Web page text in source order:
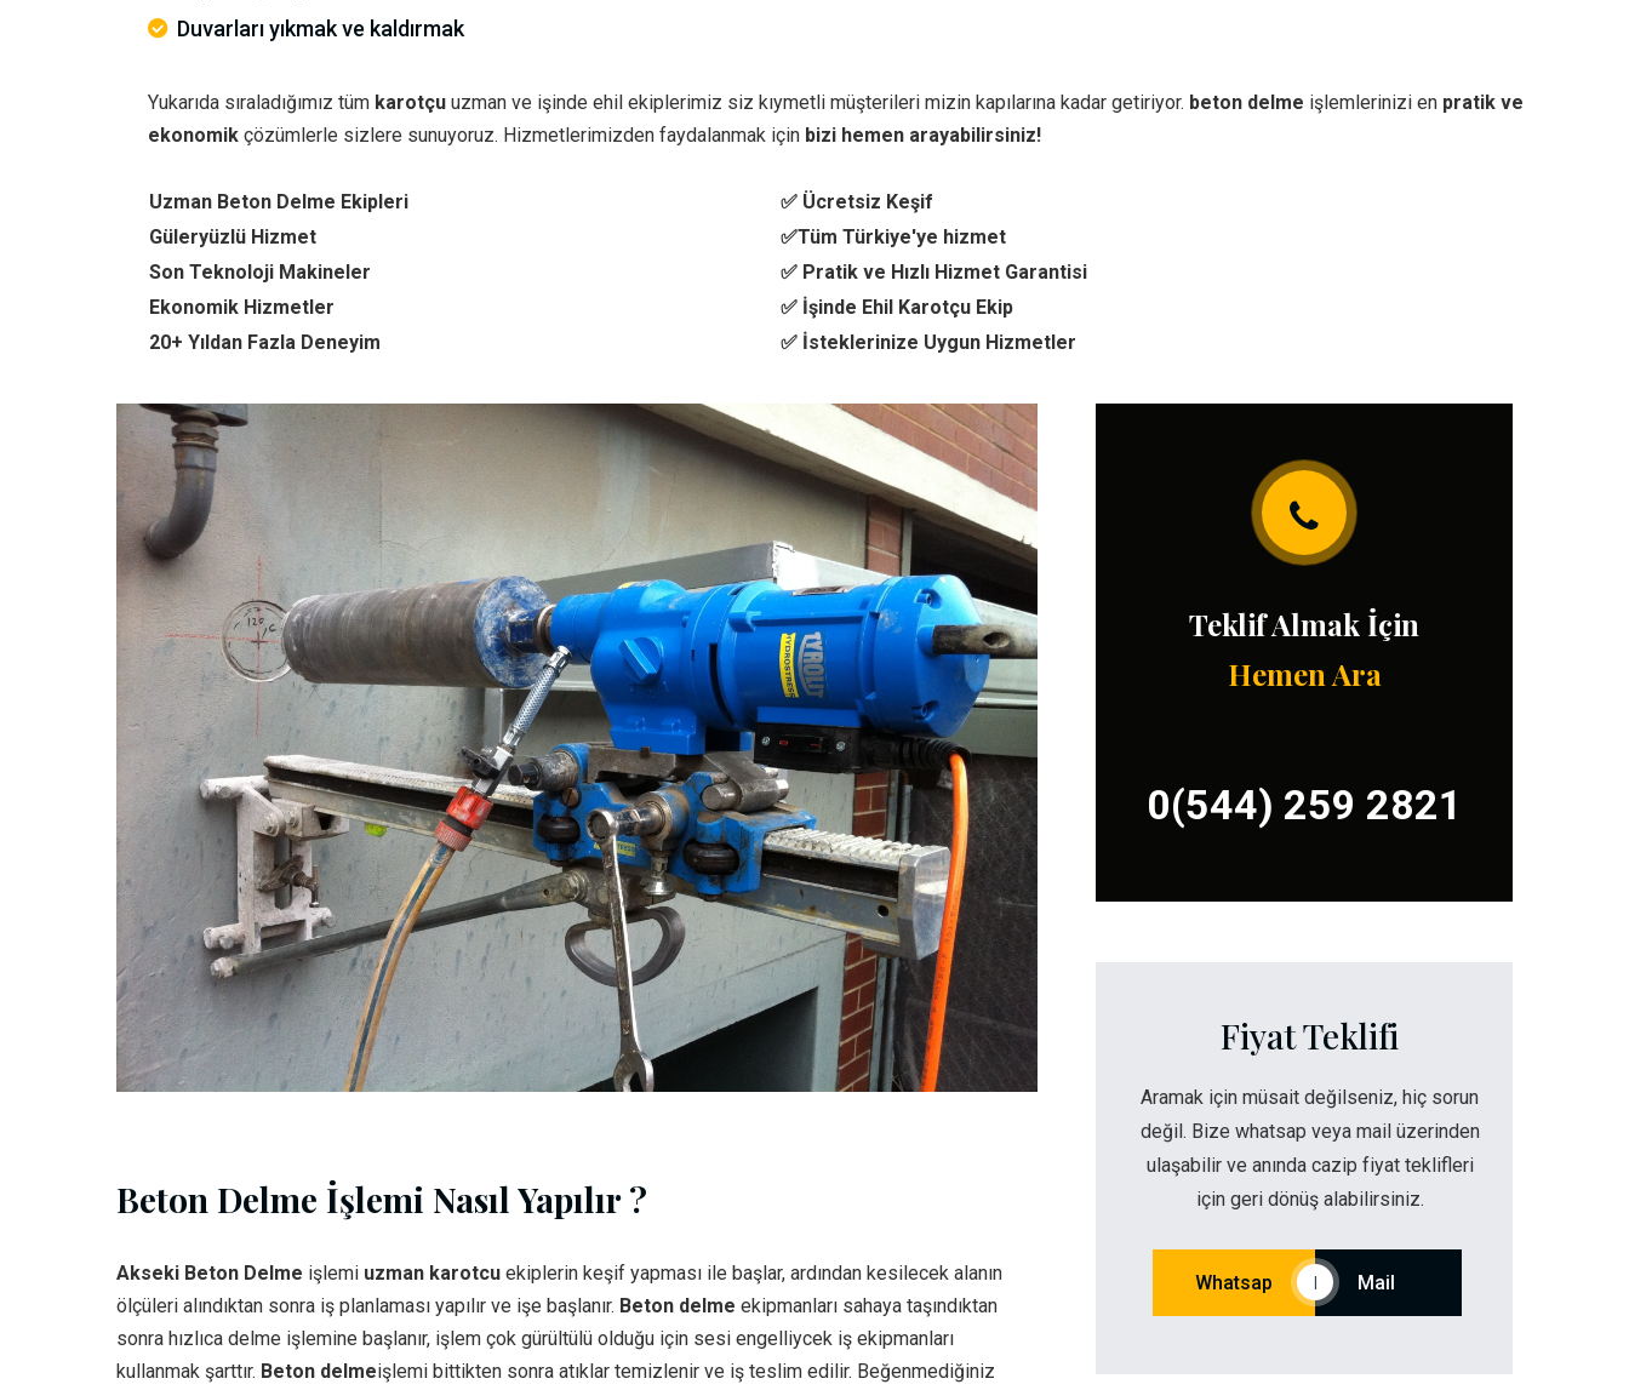
Duvarları yıkmak ve kaldırmak
Yukarıda sıraladığımız tüm karotçu uzman ve işinde ehil ekiplerimiz siz kıymetli müşterileri mizin kapılarına kadar getiriyor. beton delme işlemlerinizi en pratik ve
ekonomik çözümlerle sizlere sunuyoruz. Hizmetlerimizden faydalanmak için bizi hemen arayabilirsiniz!
Uzman Beton Delme Ekipleri
✅ Ücretsiz Keşif
Güleryüzlü Hizmet
✅Tüm Türkiye'ye hizmet
Son Teknoloji Makineler
✅ Pratik ve Hızlı Hizmet Garantisi
Ekonomik Hizmetler
✅ İşinde Ehil Karotçu Ekip
20+ Yıldan Fazla Deneyim
✅ İsteklerinize Uygun Hizmetler
Beton Delme İşlemi Nasıl Yapılır ?
Akseki Beton Delme işlemi uzman karotcu ekiplerin keşif yapması ile başlar, ardından kesilecek alanın
ölçüleri alındıktan sonra iş planlaması yapılır ve işe başlanır. Beton delme ekipmanları sahaya taşındıktan
sonra hızlıca delme işlemine başlanır, işlem çok gürültülü olduğu için sesi engelliycek iş ekipmanları
kullanmak şarttır. Beton delmeişlemi bittikten sonra atıklar temizlenir ve iş teslim edilir. Beğenmediğiniz
Teklif Almak İçin
Hemen Ara
0(544) 259 2821
Fiyat Teklifi
Aramak için müsait değilseniz, hiç sorun
değil. Bize whatsap veya mail üzerinden
ulaşabilir ve anında cazip fiyat teklifleri
için geri dönüş alabilirsiniz.
Whatsap Mail